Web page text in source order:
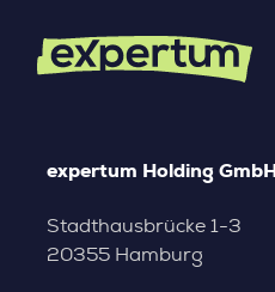
expertum Holding GmbH
Stadthausbrücke 1-3
20355 Hamburg